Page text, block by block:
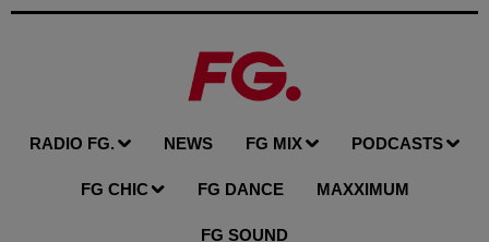
RADIO FG. NEWS FG MIX PODCASTS
FG CHIC FG DANCE MAXXIMUM
FG SOUND